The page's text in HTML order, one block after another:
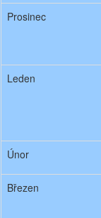
Prosinec
Leden
Únor
Březen